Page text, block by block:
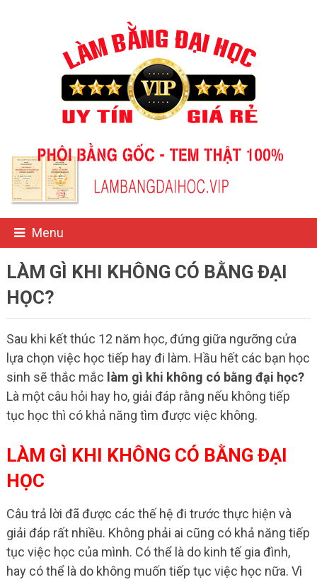
Menu
LÀM GÌ KHI KHÔNG CÓ BẰNG ĐẠI
HỌC?
Sau khi kết thúc 12 năm học, đứng giữa ngưỡng cửa
lựa chọn việc học tiếp hay đi làm. Hầu hết các bạn học
sinh sẽ thắc mắc làm gì khi không có bằng đại học?
Là một câu hỏi hay ho, giải đáp rằng nếu không tiếp
tục học thì có khả năng tìm được việc không.
LÀM GÌ KHI KHÔNG CÓ BẰNG ĐẠI
HỌC
Câu trả lời đã được các thế hệ đi trước thực hiện và
giải đáp rất nhiều. Không phải ai cũng có khả năng tiếp
tục việc học của mình. Có thể là do kinh tế gia đình,
hay có thể là do không muốn tiếp tục việc học nữa. Vì